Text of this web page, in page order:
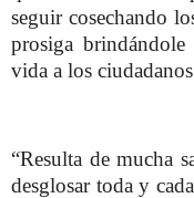
seguir cosechando
prosiga
vida a los
“Resulta de mucha
desglosar toda y